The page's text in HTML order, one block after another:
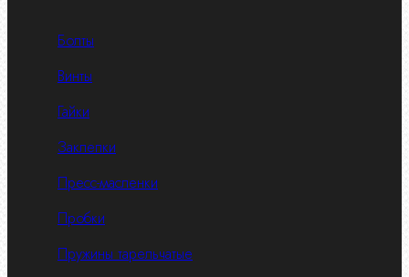
Болты
Винты
Гайки
Заклепки
Пресс-масленки
Пробки
Пружины тарельчатые